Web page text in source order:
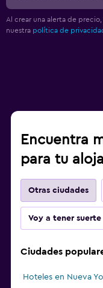
Al crear una alerta de
nuestra política de
Encuentra
para tu
Otras ciudades
Voy a tener suerte
Ciudades
Hoteles en Nueva